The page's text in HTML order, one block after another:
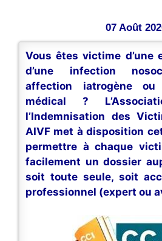
07 Août
Vous êtes victime d’une
d’une infection
affection iatrogène ou
médical ?
l’Indemnisation des
AIVF met à disposition
permettre à chaque
facilement un dossier
soit toute seule, soit
professionnel (expert ou